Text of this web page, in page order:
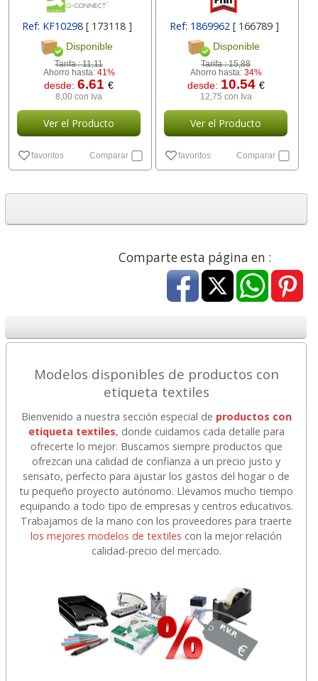
Ref: KF10298 [ 173118 ]
Disponible
Tarifa :11,11
Ahorro hasta: 41%
desde:6.61€
8,00 con Iva
Ver el Producto
favoritos Comparar
Ref: 1869962 [ 166789 ]
Disponible
Tarifa :15,88
Ahorro hasta: 34%
desde: 10.54 €
12,75 con Iva
Ver el Producto
favoritos Comparar
Comparte esta página en :
Modelos disponibles de productos con
etiqueta textiles
Bienvenido a nuestra sección especial de productos con
etiqueta textiles, donde cuidamos cada detalle para
ofrecerte lo mejor. Buscamos siempre productos que
ofrezcan una calidad de confianza a un precio justo y
sensato, perfecto para ajustar los gastos del hogar o de
tu pequeño proyecto autónomo. Llevamos mucho tiempo
equipando a todo tipo de empresas y centros educativos.
Trabajamos de la mano con los proveedores para traerte
los mejores modelos de textiles con la mejor relación
calidad-precio del mercado.